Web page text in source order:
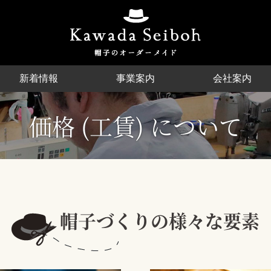
新着情報 事業案内
帽子ＯＥＭ
価格 (工賃) について
Other Order
オンラインショップ
会社案内
価格 (工賃) について
帽子づくりの様々な要素